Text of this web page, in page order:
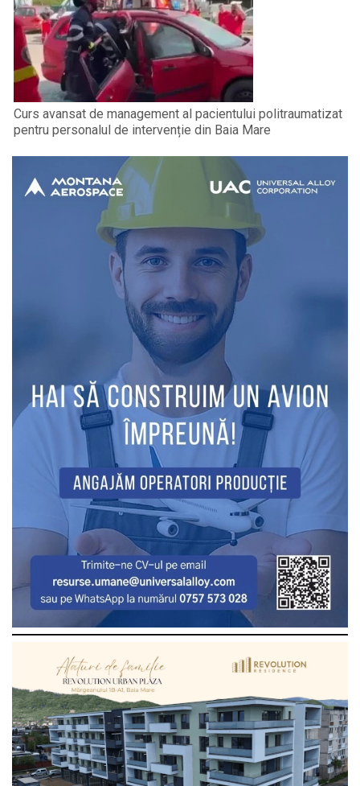
Curs avansat de management al pacientului politraumatizat
pentru personalul de intervenție din Baia Mare